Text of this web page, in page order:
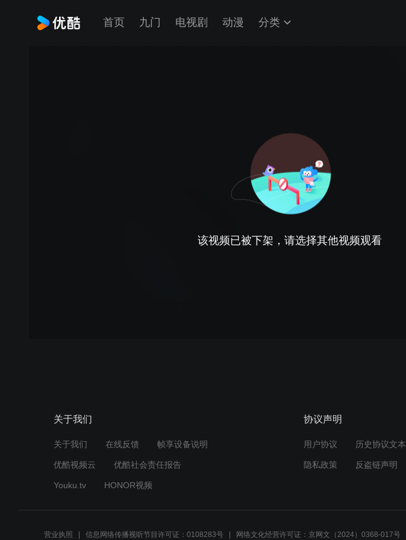
首页 九门 电视剧 动漫 分类
该视频已被下架，请选择其他视频观看
关于我们
关于我们 在线反馈 帧享设备说明
优酷视频云 优酷社会责任报告
Youku.tv HONOR视频
协议声明
用户协议 历史协议文本
隐私政策 反盗链声明
营业执照 信息网络传播视听节目许可证：0108283号 网络文化经营许可证：京网文（2024）0368-017号